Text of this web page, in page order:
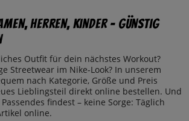
Herren, Kinder – günstig
Outfit für dein nächstes Workout?
Streetwear im Nike-Look? In unserem
nach Kategorie, Größe und Preis
Lieblingsteil direkt online bestellen. Und
findest – keine Sorge: Täglich
online.